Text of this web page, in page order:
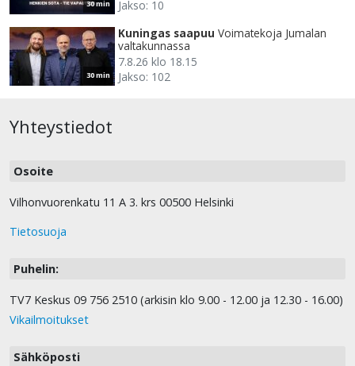
30 min
Jakso: 10
30 min
Kuningas saapuu Voimatekoja Jumalan
valtakunnassa
7.8.26 klo 18.15
Jakso: 102
Yhteystiedot
Osoite
Vilhonvuorenkatu 11 A 3. krs 00500 Helsinki
Tietosuoja
Puhelin:
TV7 Keskus 09 756 2510 (arkisin klo 9.00 - 12.00 ja 12.30 - 16.00)
Vikailmoitukset
Sähköposti